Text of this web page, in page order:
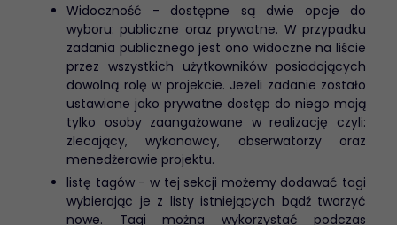
Widoczność - dostępne są dwie opcje do
wyboru: publiczne oraz prywatne. W przypadku
zadania publicznego jest ono widoczne na liście
przez wszystkich użytkowników posiadających
dowolną rolę w projekcie. Jeżeli zadanie zostało
ustawione jako prywatne dostęp do niego mają
tylko osoby zaangażowane w realizację czyli:
zlecający, wykonawcy, obserwatorzy oraz
menedżerowie projektu.
listę tagów - w tej sekcji możemy dodawać tagi
wybierając je z listy istniejących bądź tworzyć
nowe. Tagi można wykorzystać podczas